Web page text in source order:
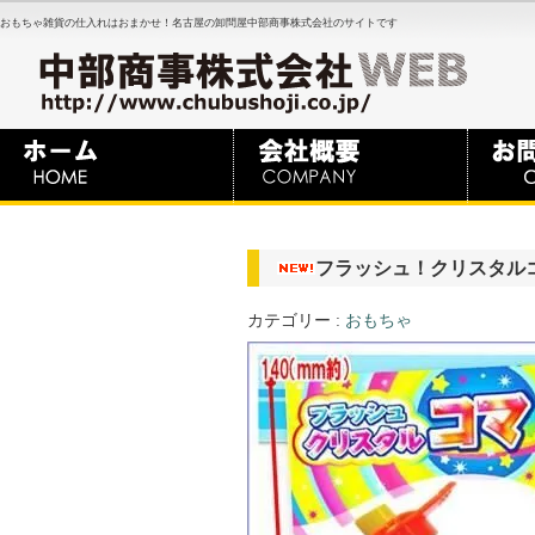
おもちゃ雑貨の仕入れはおまかせ！名古屋の卸問屋中部商事株式会社のサイトです
フラッシュ！クリスタル
カテゴリー : おもちゃ